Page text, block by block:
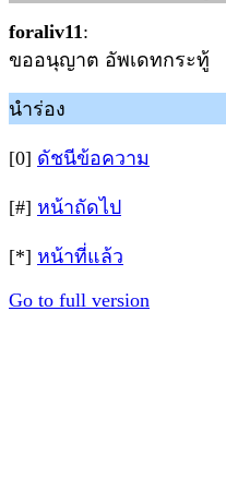
foraliv11:
ขออนุญาต อัพเดทกระทู้
นำร่อง
[0] ดัชนีข้อความ
[#] หน้าถัดไป
[*] หน้าที่แล้ว
Go to full version